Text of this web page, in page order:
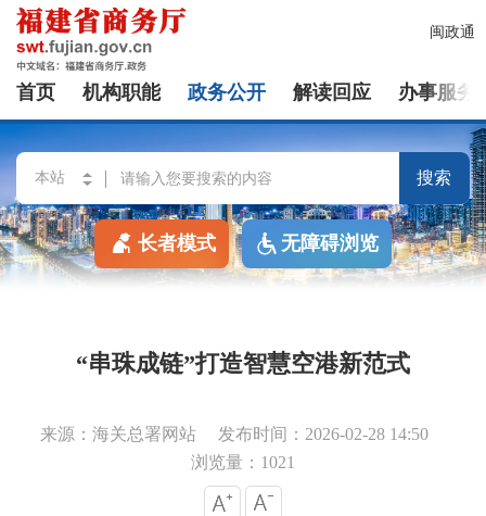
闽政通
首页 机构职能 政务公开 解读回应 办事服务
搜索
长者模式 无障碍浏览
“串珠成链”打造智慧空港新范式
来源：海关总署网站
发布时间：2026-02-28 14:50
浏览量：1021